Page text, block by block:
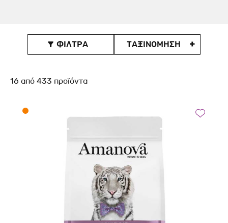
 ΦΙΛΤΡΑ ΤΑΞΙΝOΜΗΣΗ
16 από433 προϊόντα